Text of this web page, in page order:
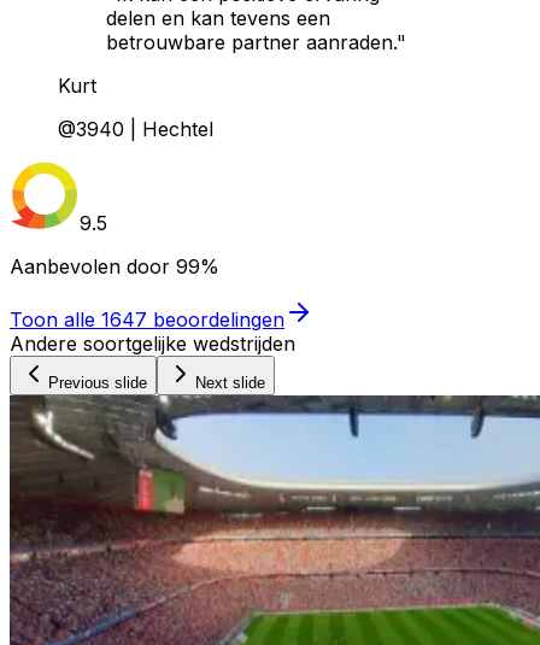
delen en kan tevens een
betrouwbare partner aanraden."
Kurt
@3940 | Hechtel
9.5
Aanbevolen door 99%
Toon alle 1647 beoordelingen
Andere soortgelijke wedstrijden
Previous slide Next slide